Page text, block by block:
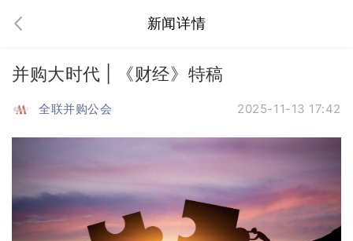
新闻详情
并购大时代 | 《财经》特稿
全联并购公会 2025-11-13 17:42